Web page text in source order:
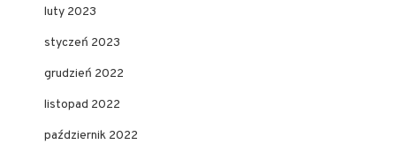
luty 2023
styczeń 2023
grudzień 2022
listopad 2022
październik 2022